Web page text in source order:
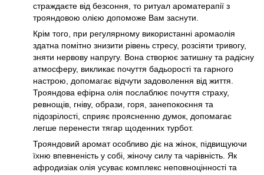
страждаєте від безсоння, то ритуал ароматерапії з
трояндовою олією допоможе Вам заснути.
Крім того, при регулярному використанні аромаолія
здатна помітно знизити рівень стресу, розсіяти тривогу,
зняти нервову напругу. Вона створює затишну та радісну
атмосферу, викликає почуття бадьорості та гарного
настрою, допомагає відчути задоволення від життя.
Трояндова ефірна олія послаблює почуття страху,
ревнощів, гніву, образи, горя, занепокоєння та
підозрілості, сприяє проясненню думок, допомагає
легше перенести тягар щоденних турбот.
Трояндовий аромат особливо діє на жінок, підвищуючи
їхню впевненість у собі, жіночу силу та чарівність. Як
афродизіак олія усуває комплекс неповноцінності та